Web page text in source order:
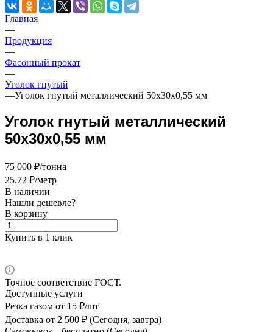
Главная
—
Продукция
—
Фасонный прокат
—
Уголок гнутый
—Уголок гнутый металлический 50х30х0,55 мм
Уголок гнутый металлический
50х30х0,55 мм
75 000 ₽/тонна
25.72 ₽/метр
В наличии
Нашли дешевле?
В корзину
Купить в 1 клик
Точное соответствие ГОСТ.
Доступные услуги
Резка газом от 15 ₽/шт
Доставка от 2 500 ₽ (Сегодня, завтра)